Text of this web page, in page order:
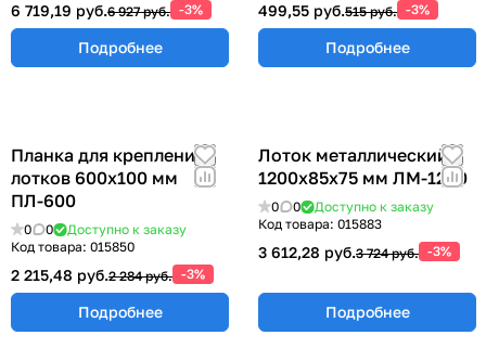
6 719,19 руб.6 927 руб. -3%
Подробнее
499,55 руб.515 руб. -3%
Подробнее
Планка для крепления
лотков 600х100 мм
ПЛ-600
0 0
Доступно к заказу
Код товара: 015850
2 215,48 руб.2 284 руб. -3%
Подробнее
Лоток металлический
1200х85х75 мм ЛМ-1200
0 0
Доступно к заказу
Код товара: 015883
3 612,28 руб.3 724 руб. -3%
Подробнее